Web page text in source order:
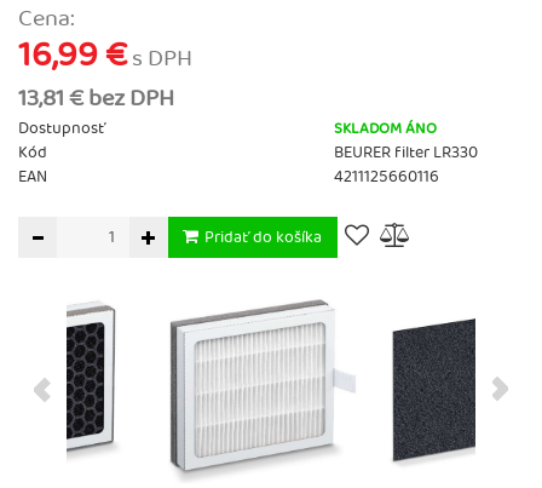
Cena:
16,99 €s DPH
13,81 € bez DPH
Dostupnosť SKLADOM ÁNO
Kód
BEURER filter LR330
EAN
4211125660116
Pridať do košíka